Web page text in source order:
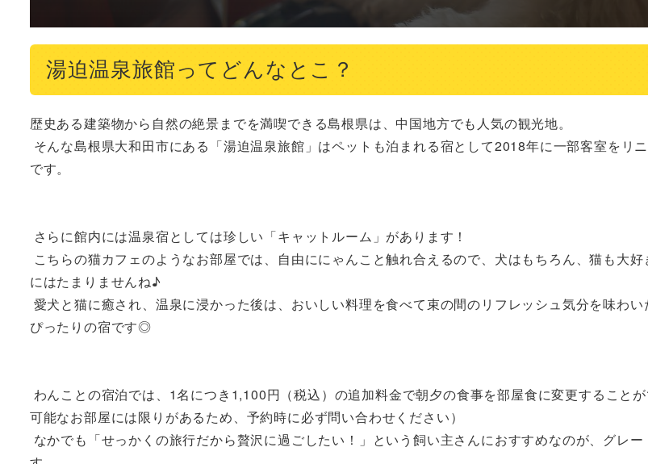
湯迫温泉旅館ってどんなとこ？
歴史ある建築物から自然の絶景までを満喫できる島根県は、中国地方でも人気の観光地。
です。
にはたまりませんね♪
ぴったりの宿です◎
可能なお部屋には限りがあるため、予約時に必ず問い合わせください）